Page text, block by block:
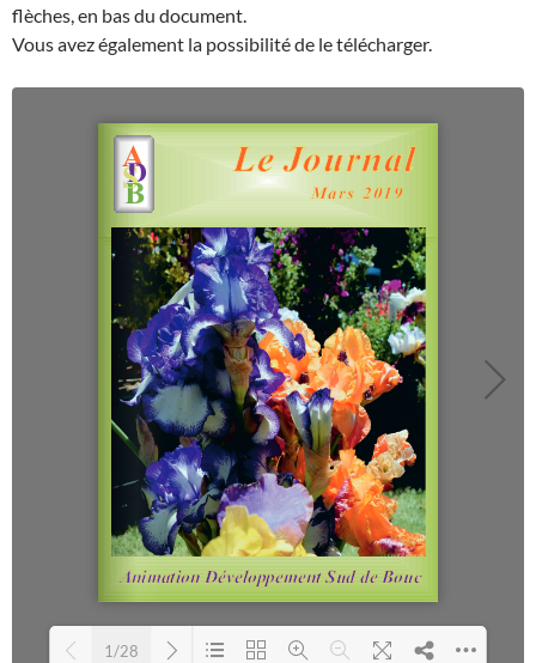
flèches, en bas du document.
Vous avez également la possibilité de le télécharger.
1/28